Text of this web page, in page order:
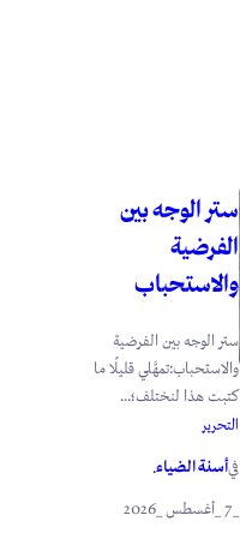
ستر الوجه بين
الفرضية
والاستحباب
ستر الوجه بين الفرضية
والاستحباب:تمهَّلي قليلًا ما
كتبت هذا لنختلف؛...
التحرير
فيأسنة الضياء.